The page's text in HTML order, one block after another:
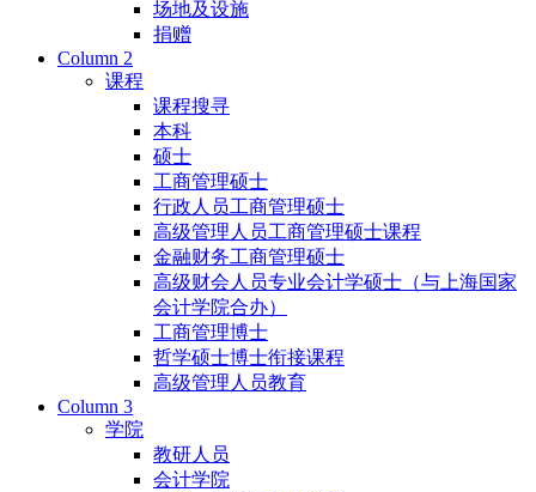
场地及设施
捐赠
Column 2
课程
课程搜寻
本科
硕士
工商管理硕士
行政人员工商管理硕士
高级管理人员工商管理硕士课程
金融财务工商管理硕士
高级财会人员专业会计学硕士（与上海国家
会计学院合办）
工商管理博士
哲学硕士博士衔接课程
高级管理人员教育
Column 3
学院
教研人员
会计学院